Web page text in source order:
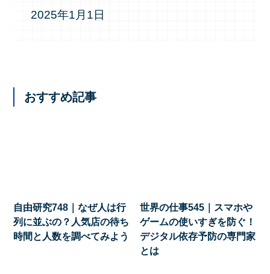
2025年1月1日
おすすめ記事
自由研究748｜なぜ人は行
列に並ぶの？人気店の待ち
時間と人数を調べてみよう
世界の仕事545｜スマホや
ゲームの使いすぎを防ぐ！
デジタル依存予防の専門家
とは